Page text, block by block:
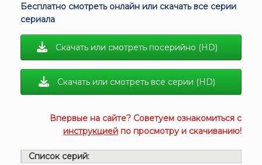
Бесплатно смотреть онлайн или скачать все серии
сериала
Скачать или смотреть посерийно (HD)
Скачать или смотреть все серии (HD)
Впервые на сайте? Советуем ознакомиться с
инструкцией по просмотру и скачиванию!
Список серий: